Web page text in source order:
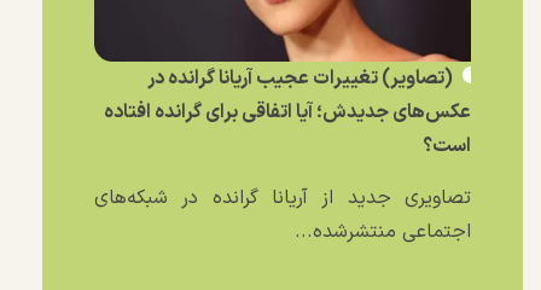
(تصاویر) تغییرات عجیب آریانا گرانده در
عکس‌های جدیدش؛ آیا اتفاقی برای گرانده افتاده
است؟
تصاویری جدید از آریانا گرانده در شبکه‌های
اجتماعی منتشرشده...